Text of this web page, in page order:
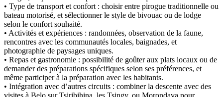
• Type de transport et confort : choisir entre pirogue traditionnelle ou
bateau motorisé, et sélectionner le style de bivouac ou de lodge
selon le confort souhaité.
• Activités et expériences : randonnées, observation de la faune,
rencontres avec les communautés locales, baignades, et
photographie de paysages uniques.
• Repas et gastronomie : possibilité de goûter aux plats locaux ou de
demander des préparations spécifiques selon ses préférences, et
même participer à la préparation avec les habitants.
• Intégration avec d’autres circuits : combiner la descente avec des